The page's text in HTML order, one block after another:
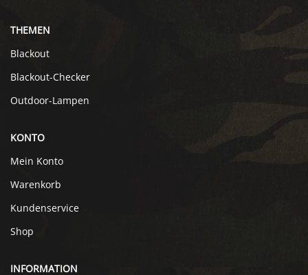
THEMEN
Blackout
Blackout-Checker
Outdoor-Lampen
KONTO
Mein Konto
Warenkorb
Kundenservice
Shop
INFORMATION